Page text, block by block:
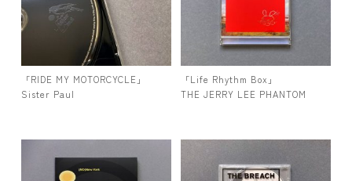
「RIDE MY MOTORCYCLE」
Sister Paul
「Life Rhythm Box」
THE JERRY LEE PHANTOM